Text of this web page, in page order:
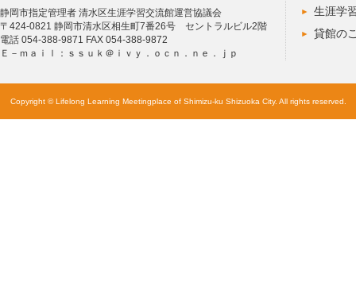
静岡市指定管理者 清水区生涯学習交流館運営協議会
〒424-0821 静岡市清水区相生町7番26号 セントラルビル2階
電話 054-388-9871 FAX 054-388-9872
Ｅ－ｍａｉｌ：ｓｓｕｋ＠ｉｖｙ．ｏｃｎ．ｎｅ．ｊｐ
生涯学
貸館の
Copyright © Lifelong Learning Meetingplace of Shimizu-ku Shizuoka City. All rights reserved.